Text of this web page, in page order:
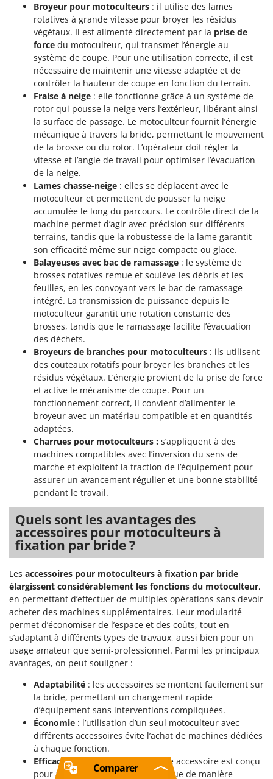
Broyeur pour motoculteurs : il utilise des lames
rotatives à grande vitesse pour broyer les résidus
végétaux. Il est alimenté directement par la prise de
force du motoculteur, qui transmet l’énergie au
système de coupe. Pour une utilisation correcte, il est
nécessaire de maintenir une vitesse adaptée et de
contrôler la hauteur de coupe en fonction du terrain.
Fraise à neige : elle fonctionne grâce à un système de
rotor qui pousse la neige vers l’extérieur, libérant ainsi
la surface de passage. Le motoculteur fournit l’énergie
mécanique à travers la bride, permettant le mouvement
de la brosse ou du rotor. L’opérateur doit régler la
vitesse et l’angle de travail pour optimiser l’évacuation
de la neige.
Lames chasse-neige : elles se déplacent avec le
motoculteur et permettent de pousser la neige
accumulée le long du parcours. Le contrôle direct de la
machine permet d’agir avec précision sur différents
terrains, tandis que la robustesse de la lame garantit
son efficacité même sur neige compacte ou glace.
Balayeuses avec bac de ramassage : le système de
brosses rotatives remue et soulève les débris et les
feuilles, en les convoyant vers le bac de ramassage
intégré. La transmission de puissance depuis le
motoculteur garantit une rotation constante des
brosses, tandis que le ramassage facilite l’évacuation
des déchets.
Broyeurs de branches pour motoculteurs : ils utilisent
des couteaux rotatifs pour broyer les branches et les
résidus végétaux. L’énergie provient de la prise de force
et active le mécanisme de coupe. Pour un
fonctionnement correct, il convient d’alimenter le
broyeur avec un matériau compatible et en quantités
adaptées.
Charrues pour motoculteurs : s’appliquent à des
machines compatibles avec l’inversion du sens de
marche et exploitent la traction de l’équipement pour
assurer un avancement régulier et une bonne stabilité
pendant le travail.
Quels sont les avantages des
accessoires pour motoculteurs à
fixation par bride ?
Les accessoires pour motoculteurs à fixation par bride
élargissent considérablement les fonctions du motoculteur,
en permettant d’effectuer de multiples opérations sans devoir
acheter des machines supplémentaires. Leur modularité
permet d’économiser de l’espace et des coûts, tout en
s’adaptant à différents types de travaux, aussi bien pour un
usage amateur que semi-professionnel. Parmi les principaux
avantages, on peut souligner :
Adaptabilité : les accessoires se montent facilement sur
la bride, permettant un changement rapide
d’équipement sans interventions compliquées.
Économie : l’utilisation d’un seul motoculteur avec
différents accessoires évite l’achat de machines dédiées
à chaque fonction.
Efficacité opérationnelle: chaque accessoire est conçu
pour accomplir une tâche spécifique de manière
Comparer